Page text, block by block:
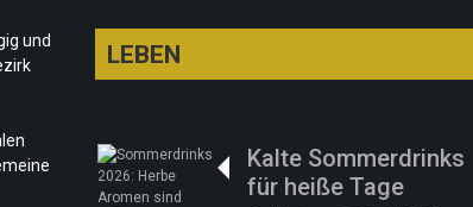
und
LEBEN
Kalte Sommerdrinks
für heiße Tage